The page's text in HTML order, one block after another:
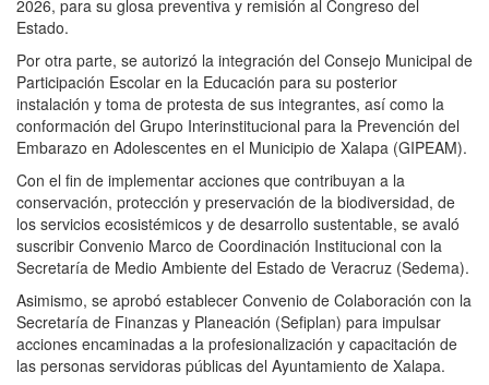
2026, para su glosa preventiva y remisión al Congreso del
Estado.
Por otra parte, se autorizó la integración del Consejo Municipal de
Participación Escolar en la Educación para su posterior
instalación y toma de protesta de sus integrantes, así como la
conformación del Grupo Interinstitucional para la Prevención del
Embarazo en Adolescentes en el Municipio de Xalapa (GIPEAM).
Con el fin de implementar acciones que contribuyan a la
conservación, protección y preservación de la biodiversidad, de
los servicios ecosistémicos y de desarrollo sustentable, se avaló
suscribir Convenio Marco de Coordinación Institucional con la
Secretaría de Medio Ambiente del Estado de Veracruz (Sedema).
Asimismo, se aprobó establecer Convenio de Colaboración con la
Secretaría de Finanzas y Planeación (Sefiplan) para impulsar
acciones encaminadas a la profesionalización y capacitación de
las personas servidoras públicas del Ayuntamiento de Xalapa.